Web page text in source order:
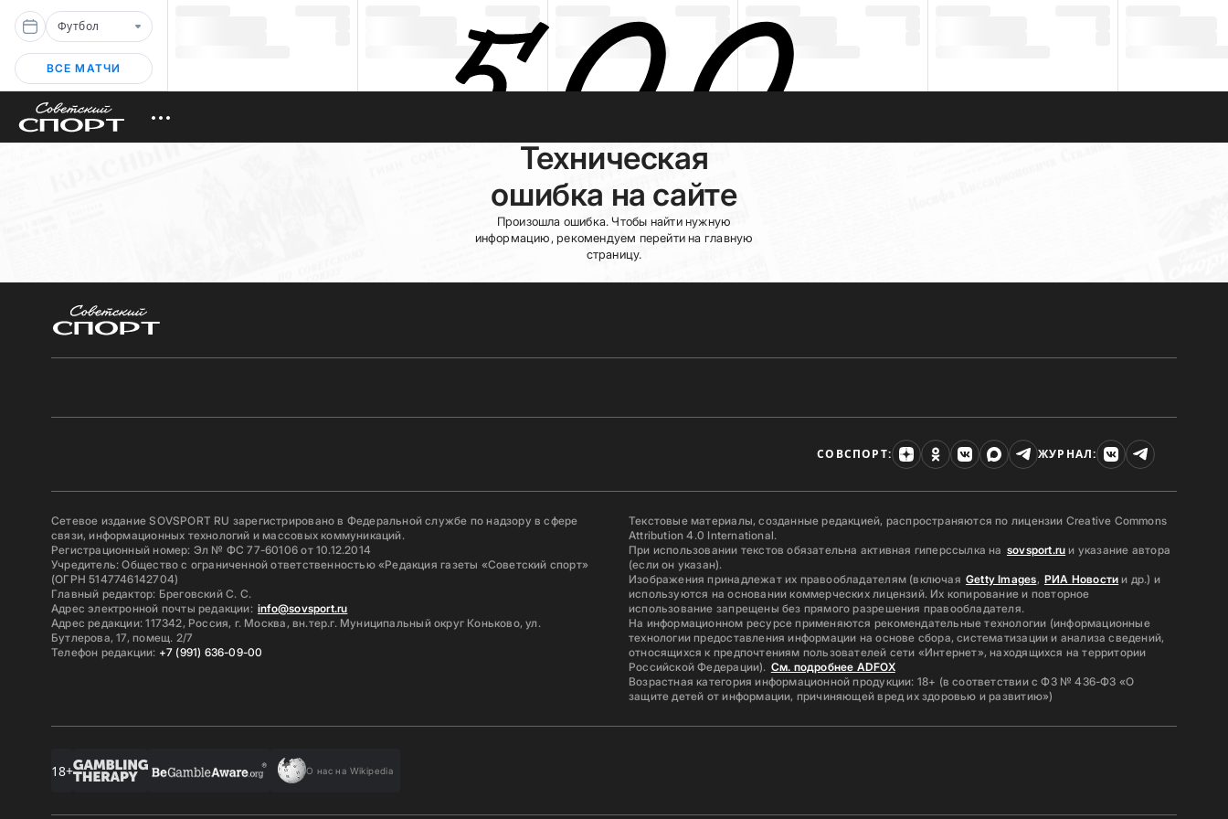
Футбол
ВСЕ МАТЧИ
Техническая
ошибка на сайте
Произошла ошибка. Чтобы найти нужную
информацию, рекомендуем перейти на главную
страницу.
СОВСПОРТ: ЖУРНАЛ:
Сетевое издание SOVSPORT RU зарегистрировано в Федеральной службе по надзору в сфере
связи, информационных технологий и массовых коммуникаций.
Регистрационный номер: Эл № ФС 77-60106 от 10.12.2014
Учредитель: Общество с ограниченной ответственностью «Редакция газеты «Советский спорт»
(ОГРН 5147746142704)
Главный редактор: Бреговский С. С.
Адрес электронной почты редакции: info@sovsport.ru
Адрес редакции: 117342, Россия, г. Москва, вн.тер.г. Муниципальный округ Коньково, ул.
Бутлерова, 17, помещ. 2/7
Телефон редакции: +7 (991) 636-09-00
Текстовые материалы, созданные редакцией, распространяются по лицензии Creative Commons
Attribution 4.0 International.
При использовании текстов обязательна активная гиперссылка на sovsport.ru и указание автора
(если он указан).
Изображения принадлежат их правообладателям (включая Getty Images, РИА Новости и др.) и
используются на основании коммерческих лицензий. Их копирование и повторное
использование запрещены без прямого разрешения правообладателя.
На информационном ресурсе применяются рекомендательные технологии (информационные
технологии предоставления информации на основе сбора, систематизации и анализа сведений,
относящихся к предпочтениям пользователей сети «Интернет», находящихся на территории
Российской Федерации). См. подробнее ADFOX
Возрастная категория информационной продукции: 18+ (в соответствии с ФЗ № 436-ФЗ «О
защите детей от информации, причиняющей вред их здоровью и развитию»)
18+ О нас на Wikipedia